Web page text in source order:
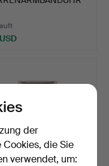
der
die Sie
verwendet, um: